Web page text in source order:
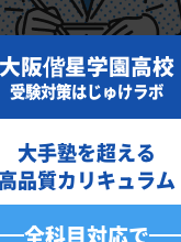
トを受けていただきます
タをもとに、大阪偕星
学・国語・理科・社会
大阪偕星学園高校
受験対策はじゅけラボ
大手塾を超える
高品質カリキュラム
全科目対応で